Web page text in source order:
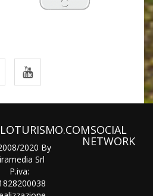
2020 By
Srl
P.iva:
SOCIAL
NETWORK